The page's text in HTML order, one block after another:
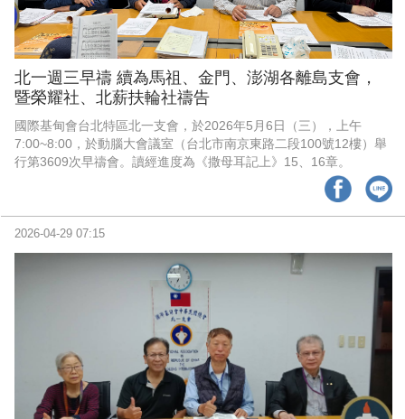
北一週三早禱 續為馬祖、金門、澎湖各離島支會，
暨榮耀社、北薪扶輪社禱告
國際基甸會台北特區北一支會，於2026年5月6日（三），上午
7:00~8:00，於動腦大會議室（台北市南京東路二段100號12樓）舉
行第3609次早禱會。讀經進度為《撒母耳記上》15、16章。
2026-04-29 07:15